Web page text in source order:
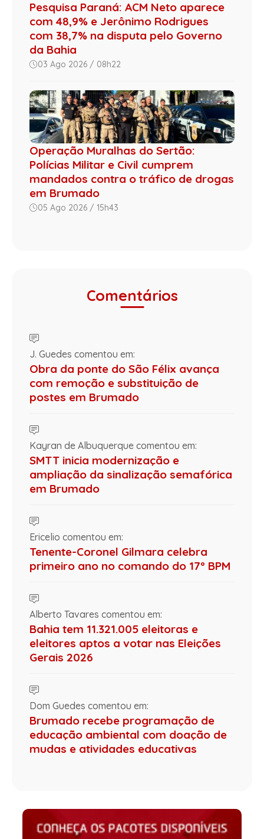
Pesquisa Paraná: ACM Neto aparece
com 48,9% e Jerônimo Rodrigues
com 38,7% na disputa pelo Governo
da Bahia
03 Ago 2026 / 08h22
Operação Muralhas do Sertão:
Polícias Militar e Civil cumprem
mandados contra o tráfico de drogas
em Brumado
05 Ago 2026 / 15h43
Comentários
J. Guedes comentou em:
Obra da ponte do São Félix avança
com remoção e substituição de
postes em Brumado
Kayran de Albuquerque comentou em:
SMTT inicia modernização e
ampliação da sinalização semafórica
em Brumado
Ericelio comentou em:
Tenente-Coronel Gilmara celebra
primeiro ano no comando do 17º BPM
Alberto Tavares comentou em:
Bahia tem 11.321.005 eleitoras e
eleitores aptos a votar nas Eleições
Gerais 2026
Dom Guedes comentou em:
Brumado recebe programação de
educação ambiental com doação de
mudas e atividades educativas